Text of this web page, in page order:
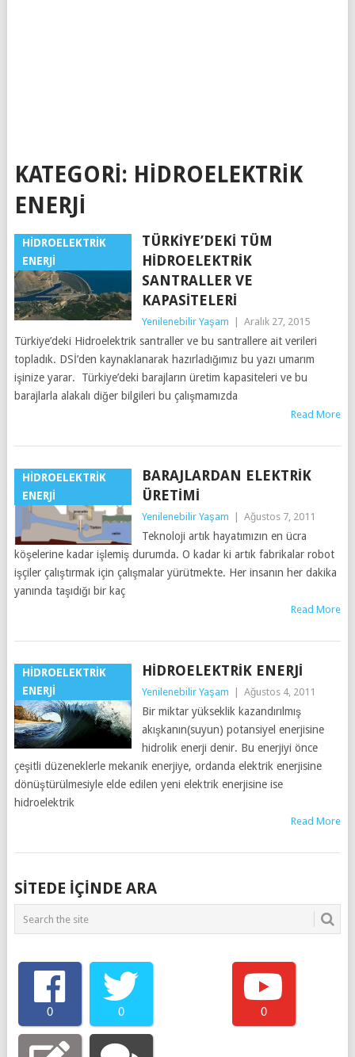
KATEGORI: HIDROELEKTRIK
ENERJI
HIDROELEKTRIK
ENERJI
TÜRKIYE’DEKI TÜM
HIDROELEKTRIK
SANTRALLER VE
KAPASITELERI
Yenilenebilir Yaşam Aralık 27, 2015
Türkiye’deki Hidroelektrik santraller ve bu santrallere ait verileri
topladık. DSİ’den kaynaklanarak hazırladığımız bu yazı umarım
işinize yarar. Türkiye’deki barajların üretim kapasiteleri ve bu
barajlarla alakalı diğer bilgileri bu çalışmamızda
Read More
HIDROELEKTRIK
ENERJI
BARAJLARDAN ELEKTRIK
ÜRETIMI
Yenilenebilir Yaşam Ağustos 7, 2011
Teknoloji artık hayatımızın en ücra
köşelerine kadar işlemiş durumda. O kadar ki artık fabrikalar robot
işçiler çalıştırmak için çalışmalar yürütmekte. Her insanın her dakika
yanında taşıdığı bir kaç
Read More
HIDROELEKTRIK
ENERJI
HIDROELEKTRIK ENERJI
Yenilenebilir Yaşam Ağustos 4, 2011
Bir miktar yükseklik kazandırılmış
akışkanın(suyun) potansiyel enerjisine
hidrolik enerji denir. Bu enerjiyi önce
çeşitli düzeneklerle mekanik enerjiye, ordanda elektrik enerjisine
dönüştürülmesiyle elde edilen yeni elektrik enerjisine ise
hidroelektrik
Read More
SITEDE IÇINDE ARA
0 0 0